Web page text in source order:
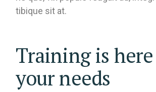
tibique sit at.
Training is
your needs